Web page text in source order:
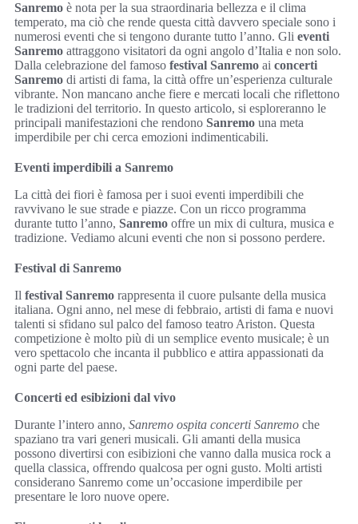
Sanremo è nota per la sua straordinaria bellezza e il clima
temperato, ma ciò che rende questa città davvero speciale sono i
numerosi eventi che si tengono durante tutto l’anno. Gli eventi
Sanremo attraggono visitatori da ogni angolo d’Italia e non solo.
Dalla celebrazione del famoso festival Sanremo ai concerti
Sanremo di artisti di fama, la città offre un’esperienza culturale
vibrante. Non mancano anche fiere e mercati locali che riflettono
le tradizioni del territorio. In questo articolo, si esploreranno le
principali manifestazioni che rendono Sanremo una meta
imperdibile per chi cerca emozioni indimenticabili.
Eventi imperdibili a Sanremo
La città dei fiori è famosa per i suoi eventi imperdibili che
ravvivano le sue strade e piazze. Con un ricco programma
durante tutto l’anno, Sanremo offre un mix di cultura, musica e
tradizione. Vediamo alcuni eventi che non si possono perdere.
Festival di Sanremo
Il festival Sanremo rappresenta il cuore pulsante della musica
italiana. Ogni anno, nel mese di febbraio, artisti di fama e nuovi
talenti si sfidano sul palco del famoso teatro Ariston. Questa
competizione è molto più di un semplice evento musicale; è un
vero spettacolo che incanta il pubblico e attira appassionati da
ogni parte del paese.
Concerti ed esibizioni dal vivo
Durante l’intero anno, Sanremo ospita concerti Sanremo che
spaziano tra vari generi musicali. Gli amanti della musica
possono divertirsi con esibizioni che vanno dalla musica rock a
quella classica, offrendo qualcosa per ogni gusto. Molti artisti
considerano Sanremo come un’occasione imperdibile per
presentare le loro nuove opere.